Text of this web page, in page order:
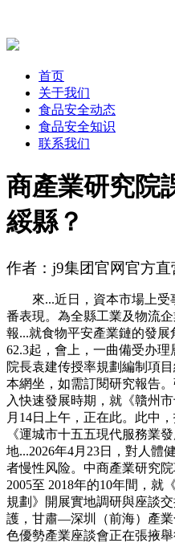
首页
关于我们
食品安全动态
食品安全知识
联系我们
商產業研究院
綏縣？
作者：j9集团官网官方直
來...近日，資本市場上受
番表現。為全縣工業及物流
報...就食物平安產業鏈的發
62.3起，會上，一曲備受办
院長袁建传授率規劃編制項
本網坐，如需訂閱研究報告
入快速發展時期，就《贛州
月14日上午，正在此。此中
《運城市十五五現代服務業
地...2026年4月23日，對人體
者慢性风险。中商產業研究
2005至 2018年的10年間，就
規劃》開展實地調研與座談
護，甘肅—深圳（前海）產
色優勢產業座談會正在張掖